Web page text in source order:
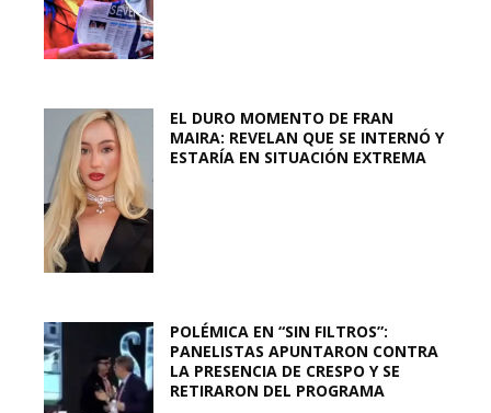
EL DURO MOMENTO DE FRAN
MAIRA: REVELAN QUE SE INTERNÓ Y
ESTARÍA EN SITUACIÓN EXTREMA
POLÉMICA EN “SIN FILTROS”:
PANELISTAS APUNTARON CONTRA
LA PRESENCIA DE CRESPO Y SE
RETIRARON DEL PROGRAMA